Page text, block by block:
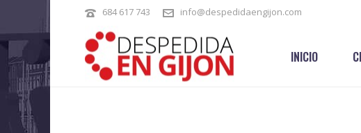
684 617 743 info@despedidaengijon.com
INICIO